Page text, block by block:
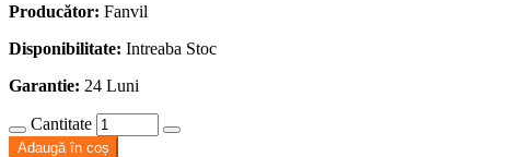
Producător: Fanvil
Disponibilitate: Intreaba Stoc
Garantie: 24 Luni
Cantitate
Adaugă în coș